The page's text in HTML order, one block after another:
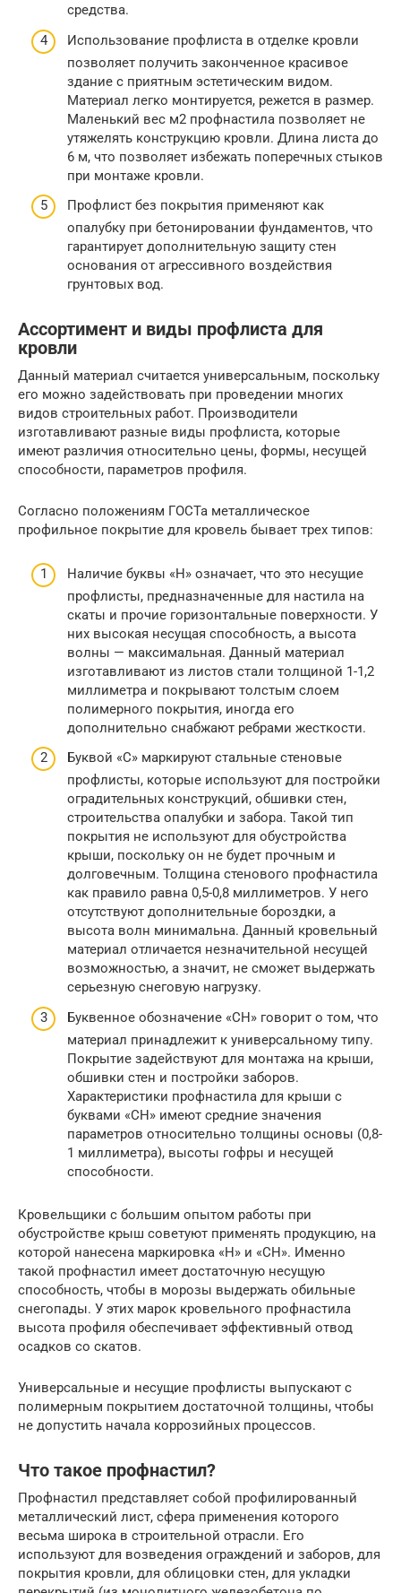
средства.
Использование профлиста в отделке кровли
позволяет получить законченное красивое
здание с приятным эстетическим видом.
Материал легко монтируется, режется в размер.
Маленький вес м2 профнастила позволяет не
утяжелять конструкцию кровли. Длина листа до
6 м, что позволяет избежать поперечных стыков
при монтаже кровли.
Профлист без покрытия применяют как
опалубку при бетонировании фундаментов, что
гарантирует дополнительную защиту стен
основания от агрессивного воздействия
грунтовых вод.
Ассортимент и виды профлиста для
кровли
Данный материал считается универсальным, поскольку
его можно задействовать при проведении многих
видов строительных работ. Производители
изготавливают разные виды профлиста, которые
имеют различия относительно цены, формы, несущей
способности, параметров профиля.
Согласно положениям ГОСТа металлическое
профильное покрытие для кровель бывает трех типов:
Наличие буквы «Н» означает, что это несущие
профлисты, предназначенные для настила на
скаты и прочие горизонтальные поверхности. У
них высокая несущая способность, а высота
волны — максимальная. Данный материал
изготавливают из листов стали толщиной 1-1,2
миллиметра и покрывают толстым слоем
полимерного покрытия, иногда его
дополнительно снабжают ребрами жесткости.
Буквой «С» маркируют стальные стеновые
профлисты, которые используют для постройки
оградительных конструкций, обшивки стен,
строительства опалубки и забора. Такой тип
покрытия не используют для обустройства
крыши, поскольку он не будет прочным и
долговечным. Толщина стенового профнастила
как правило равна 0,5-0,8 миллиметров. У него
отсутствуют дополнительные бороздки, а
высота волн минимальна. Данный кровельный
материал отличается незначительной несущей
возможностью, а значит, не сможет выдержать
серьезную снеговую нагрузку.
Буквенное обозначение «СН» говорит о том, что
материал принадлежит к универсальному типу.
Покрытие задействуют для монтажа на крыши,
обшивки стен и постройки заборов.
Характеристики профнастила для крыши с
буквами «СН» имеют средние значения
параметров относительно толщины основы (0,8-
1 миллиметра), высоты гофры и несущей
способности.
Кровельщики с большим опытом работы при
обустройстве крыш советуют применять продукцию, на
которой нанесена маркировка «Н» и «СН». Именно
такой профнастил имеет достаточную несущую
способность, чтобы в морозы выдержать обильные
снегопады. У этих марок кровельного профнастила
высота профиля обеспечивает эффективный отвод
осадков со скатов.
Универсальные и несущие профлисты выпускают с
полимерным покрытием достаточной толщины, чтобы
не допустить начала коррозийных процессов.
Что такое профнастил?
Профнастил представляет собой профилированный
металлический лист, сфера применения которого
весьма широка в строительной отрасли. Его
используют для возведения ограждений и заборов, для
покрытия кровли, для облицовки стен, для укладки